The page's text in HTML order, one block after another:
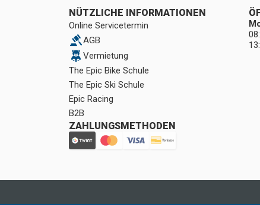
NÜTZLICHE INFORMATIONEN
Online Servicetermin
AGB
Vermietung
The Epic Bike Schule
The Epic Ski Schule
Epic Racing
B2B
ZAHLUNGSMETHODEN